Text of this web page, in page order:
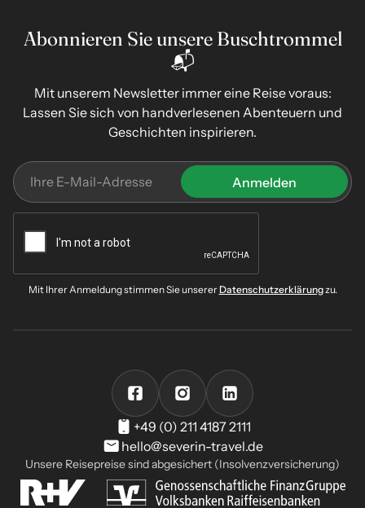
Abonnieren Sie unsere Buschtrommel
📬
Mit unserem Newsletter immer eine Reise voraus:
Lassen Sie sich von handverlesenen Abenteuern und
Geschichten inspirieren.
Mit Ihrer Anmeldung stimmen Sie unsererDatenschutzerklärungzu.
+49 (0) 211 4187 2111
hello@severin-travel.de
Unsere Reisepreise sind abgesichert (Insolvenzversicherung)